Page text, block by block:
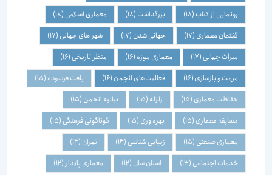
رونمایی از کتاب(18) بزرگداشت(18) معماری اسلامی(18)
گفتمان معماری(17) جهانی شدن(17) شهر های جهانی(17)
میراث جهانی(17) معماری موزه(16) منظر تاریخی(16)
مرمت و بازسازی(16) فعالیت‌های انجمن(16) بافت فرسوده(15)
حفاظت معماری(15) زلزله(15) بیانیه انجمن(15)
مسابقه معماری(15) بهره وری(15) گوناگونی فرهنگی(15)
معماری صنعتی(15) زیبایی شناسی(14) تهران(14)
خدمات اجتماعی(13) استان سال(12) معماری پایدار(12)